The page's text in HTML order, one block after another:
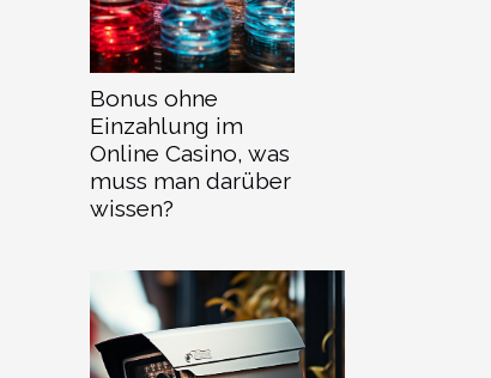
Bonus ohne
Einzahlung im
Online Casino, was
muss man darüber
wissen?